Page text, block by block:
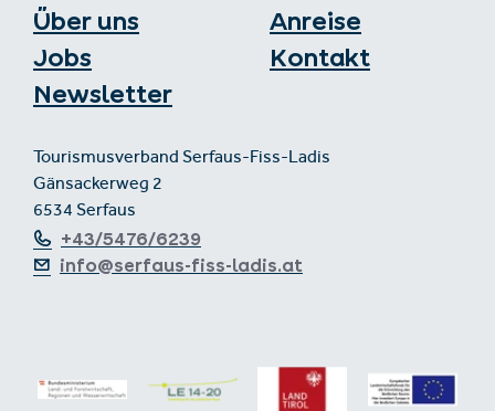
Über uns
Jobs
Newsletter
Anreise
Kontakt
Tourismusverband Serfaus-Fiss-Ladis
Gänsackerweg 2
6534 Serfaus
+43/5476/6239
info@serfaus-fiss-ladis.at